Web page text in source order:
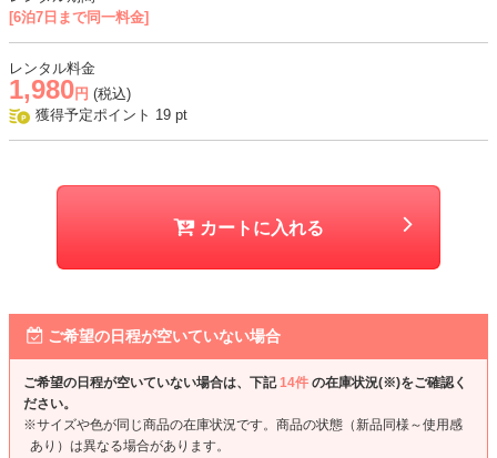
[6泊7日まで同一料金]
レンタル料金
1,980 円 (税込)
獲得予定ポイント 19 pt
カートに入れる
ご希望の日程が空いていない場合
ご希望の日程が空いていない場合は、下記14件 の在庫状況(※)をご確認く
ださい。
※サイズや色が同じ商品の在庫状況です。商品の状態（新品同様～使用感
あり）は異なる場合があります。